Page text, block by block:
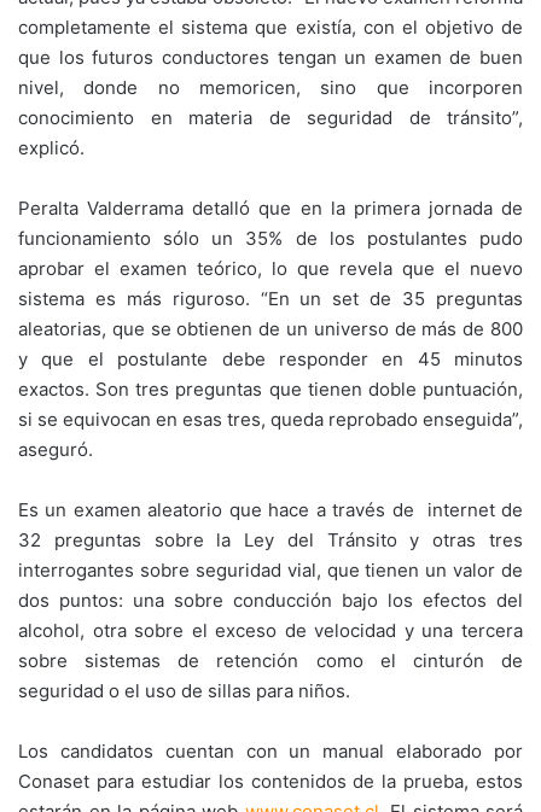
completamente el sistema que existía, con el objetivo de
que los futuros conductores tengan un examen de buen
nivel, donde no memoricen, sino que incorporen
conocimiento en materia de seguridad de tránsito”,
explicó.
Peralta Valderrama detalló que en la primera jornada de
funcionamiento sólo un 35% de los postulantes pudo
aprobar el examen teórico, lo que revela que el nuevo
sistema es más riguroso. “En un set de 35 preguntas
aleatorias, que se obtienen de un universo de más de 800
y que el postulante debe responder en 45 minutos
exactos. Son tres preguntas que tienen doble puntuación,
si se equivocan en esas tres, queda reprobado enseguida”,
aseguró.
Es un examen aleatorio que hace a través de internet de
32 preguntas sobre la Ley del Tránsito y otras tres
interrogantes sobre seguridad vial, que tienen un valor de
dos puntos: una sobre conducción bajo los efectos del
alcohol, otra sobre el exceso de velocidad y una tercera
sobre sistemas de retención como el cinturón de
seguridad o el uso de sillas para niños.
Los candidatos cuentan con un manual elaborado por
Conaset para estudiar los contenidos de la prueba, estos